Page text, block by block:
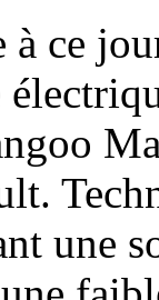
ce
une